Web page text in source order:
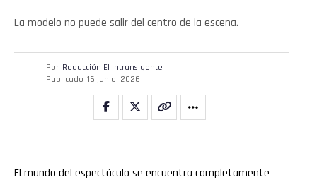
La modelo no puede salir del centro de la escena.
Por Redacción El intransigente
Publicado 16 junio, 2026
El mundo del espectáculo se encuentra completamente